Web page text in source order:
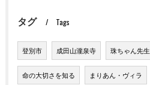
タグ Tags
登別市 成田山瀧泉寺 珠ちゃん先生
命の大切さを知る まりあん・ヴィラ